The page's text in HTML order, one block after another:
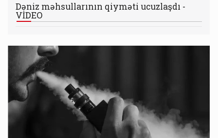
Dəniz məhsullarının qiyməti ucuzlaşdı -
VİDEO